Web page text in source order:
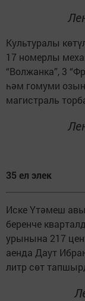
Культуралы
17 номерлы
“Волжанка”, 3
һәм гомуми
магистраль
35 ел элек
Иске Үтәмеш
беренче
урынына 217
аенда Даут
литр сөт